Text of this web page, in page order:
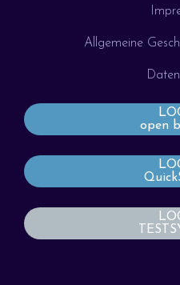
Allgemeine
open